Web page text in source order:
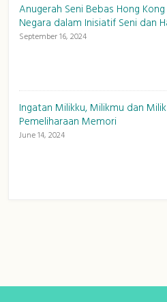
Anugerah Seni Bebas Hong
Negara dalam Inisiatif Seni dan
September 16, 2024
Ingatan Milikku, Milikmu dan
Pemeliharaan Memori
June 14, 2024